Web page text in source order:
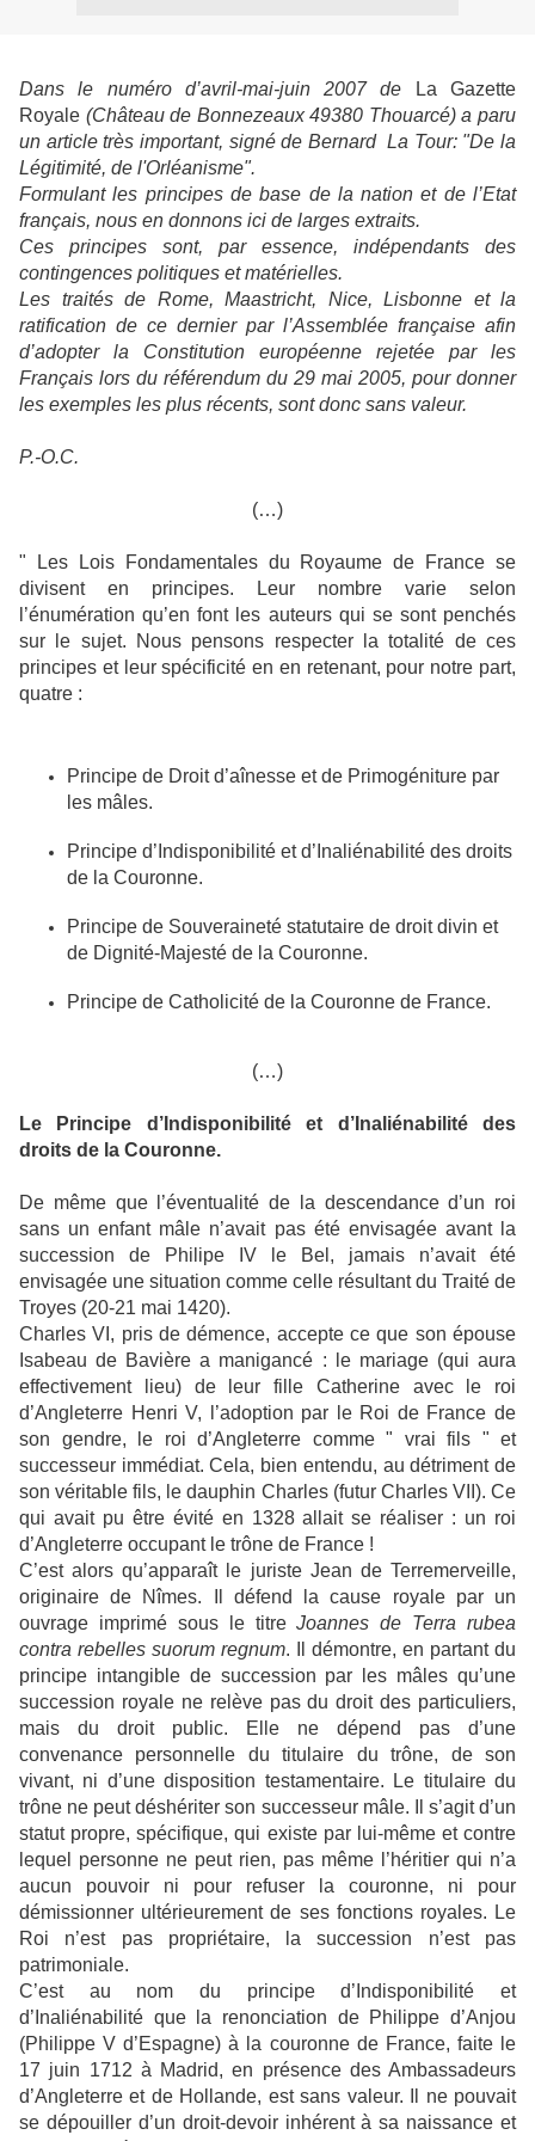
Dans le numéro d’avril-mai-juin 2007 de La Gazette
Royale (Château de Bonnezeaux 49380 Thouarcé) a paru
un article très important, signé de Bernard La Tour: "De la
Légitimité, de l'Orléanisme".
Formulant les principes de base de la nation et de l’Etat
français, nous en donnons ici de larges extraits.
Ces principes sont, par essence, indépendants des
contingences politiques et matérielles.
Les traités de Rome, Maastricht, Nice, Lisbonne et la
ratification de ce dernier par l’Assemblée française afin
d’adopter la Constitution européenne rejetée par les
Français lors du référendum du 29 mai 2005, pour donner
les exemples les plus récents, sont donc sans valeur.
P.-O.C.
(…)
" Les Lois Fondamentales du Royaume de France se
divisent en principes. Leur nombre varie selon
l’énumération qu’en font les auteurs qui se sont penchés
sur le sujet. Nous pensons respecter la totalité de ces
principes et leur spécificité en en retenant, pour notre part,
quatre :
Principe de Droit d’aînesse et de Primogéniture par
les mâles.
Principe d’Indisponibilité et d’Inaliénabilité des droits
de la Couronne.
Principe de Souveraineté statutaire de droit divin et
de Dignité-Majesté de la Couronne.
Principe de Catholicité de la Couronne de France.
(…)
Le Principe d’Indisponibilité et d’Inaliénabilité des
droits de la Couronne.
De même que l’éventualité de la descendance d’un roi
sans un enfant mâle n’avait pas été envisagée avant la
succession de Philipe IV le Bel, jamais n’avait été
envisagée une situation comme celle résultant du Traité de
Troyes (20-21 mai 1420).
Charles VI, pris de démence, accepte ce que son épouse
Isabeau de Bavière a manigancé : le mariage (qui aura
effectivement lieu) de leur fille Catherine avec le roi
d’Angleterre Henri V, l’adoption par le Roi de France de
son gendre, le roi d’Angleterre comme " vrai fils " et
successeur immédiat. Cela, bien entendu, au détriment de
son véritable fils, le dauphin Charles (futur Charles VII). Ce
qui avait pu être évité en 1328 allait se réaliser : un roi
d’Angleterre occupant le trône de France !
C’est alors qu’apparaît le juriste Jean de Terremerveille,
originaire de Nîmes. Il défend la cause royale par un
ouvrage imprimé sous le titreJoannes de Terra rubea
contra rebelles suorum regnum. Il démontre, en partant du
principe intangible de succession par les mâles qu’une
succession royale ne relève pas du droit des particuliers,
mais du droit public. Elle ne dépend pas d’une
convenance personnelle du titulaire du trône, de son
vivant, ni d’une disposition testamentaire. Le titulaire du
trône ne peut déshériter son successeur mâle. Il s’agit d’un
statut propre, spécifique, qui existe par lui-même et contre
lequel personne ne peut rien, pas même l’héritier qui n’a
aucun pouvoir ni pour refuser la couronne, ni pour
démissionner ultérieurement de ses fonctions royales. Le
Roi n’est pas propriétaire, la succession n’est pas
patrimoniale.
C’est au nom du principe d’Indisponibilité et
d’Inaliénabilité que la renonciation de Philippe d’Anjou
(Philippe V d’Espagne) à la couronne de France, faite le
17 juin 1712 à Madrid, en présence des Ambassadeurs
d’Angleterre et de Hollande, est sans valeur. Il ne pouvait
se dépouiller d’un droit-devoir inhérent à sa naissance et